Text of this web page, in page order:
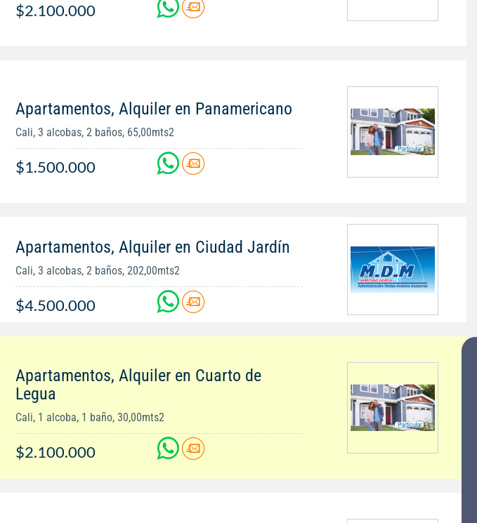
$2.100.000
Apartamentos, Alquiler en Panamericano
Cali, 3 alcobas, 2 baños, 65,00mts2
$1.500.000
Apartamentos, Alquiler en Ciudad Jardín
Cali, 3 alcobas, 2 baños, 202,00mts2
$4.500.000
Apartamentos, Alquiler en Cuarto de
Legua
Cali, 1 alcoba, 1 baño, 30,00mts2
$2.100.000